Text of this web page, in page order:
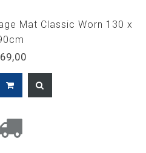
Mat Classic Worn 130 x